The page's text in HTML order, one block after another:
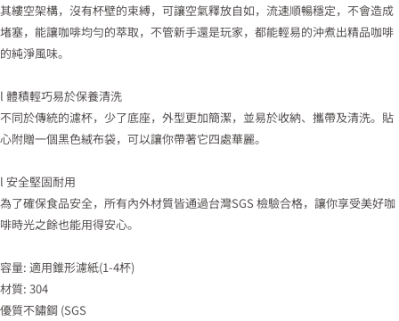
其縷空架構，沒有杯壁的束縛，可讓空氣釋放自如，流速順暢穩定，不會造成
堵塞，能讓咖啡均勻的萃取，不管新手還是玩家，都能輕易的沖煮出精品咖啡
的純淨風味。
l 體積輕巧易於保養清洗
不同於傳統的濾杯，少了底座，外型更加簡潔，並易於收納、攜帶及清洗。貼
心附贈一個黑色絨布袋，可以讓你帶著它四處華麗。
l 安全堅固耐用
為了確保食品安全，所有內外材質皆通過台灣SGS 檢驗合格，讓你享受美好咖
啡時光之餘也能用得安心。
容量: 適用錐形濾紙(1-4杯)
材質: 304
優質不鏽鋼 (SGS